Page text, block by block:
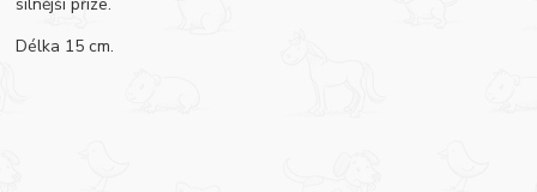
Délka 15 cm.